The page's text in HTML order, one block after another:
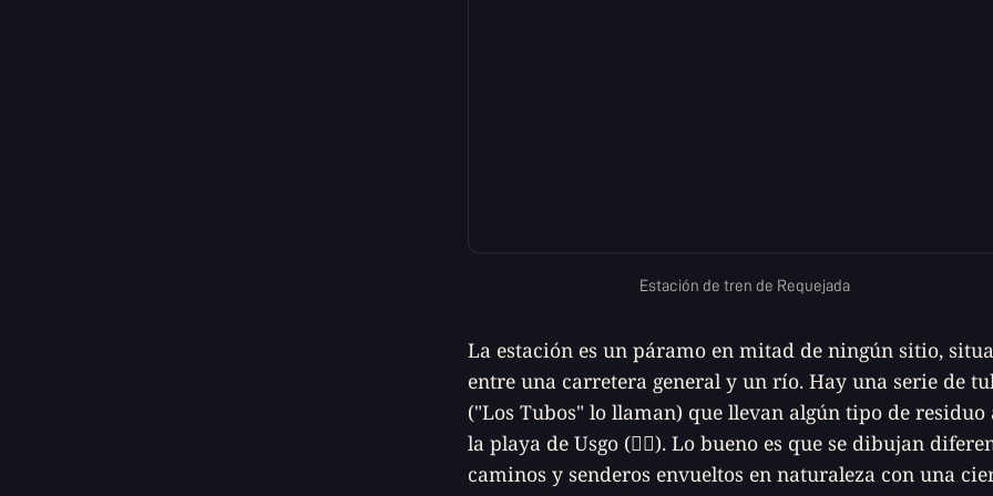
Estación de tren de Requejada
La estación es un páramo en mitad de ningún sitio,
entre una carretera general y un río. Hay una serie de
("Los Tubos" lo llaman) que llevan algún tipo de residuo
la playa de Usgo (🤷‍♀️). Lo bueno es que se dibujan
caminos y senderos envueltos en naturaleza con una